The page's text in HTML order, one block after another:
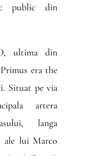
public din
ultima din
era the
Situat pe via
artera
langa
ale lui Marco